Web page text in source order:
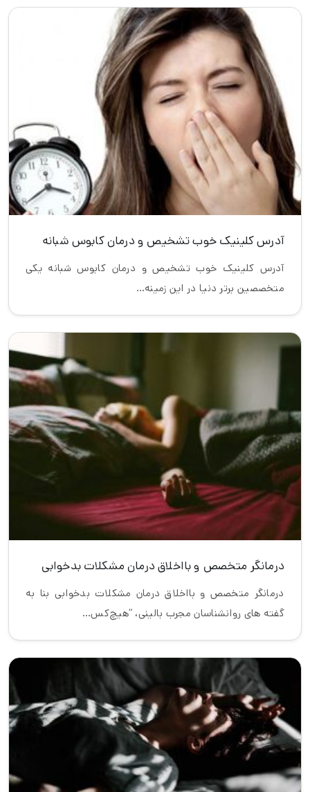
آدرس کلینیک خوب تشخیص و درمان کابوس شبانه
آدرس کلینیک خوب تشخیص و درمان کابوس شبانه یکی
متخصصین برتر دنیا در این زمینه…
درمانگر متخصص و بااخلاق درمان مشکلات بدخوابی
درمانگر متخصص و بااخلاق درمان مشکلات بدخوابی بنا به
گفته های روانشناسان مجرب بالینی، “هیچ‌کس…